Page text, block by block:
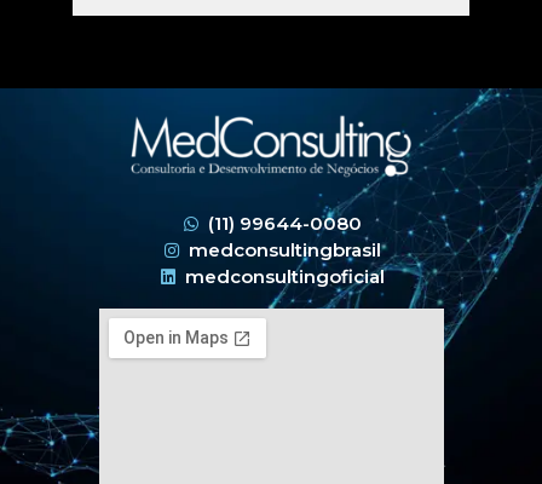
(11) 99644-0080
medconsultingbrasil
medconsultingoficial